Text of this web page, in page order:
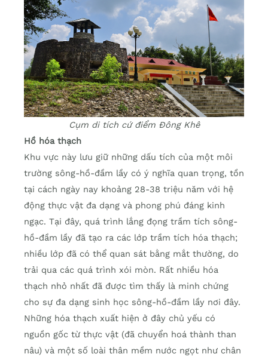
Cụm di tích cứ điểm Đông Khê
Hồ hóa thạch
Khu vực này lưu giữ những dấu tích của một môi
trường sông-hồ-đầm lầy có ý nghĩa quan trọng, tồn
tại cách ngày nay khoảng 28-38 triệu năm với hệ
động thực vật đa dạng và phong phú đáng kinh
ngạc. Tại đây, quá trình lắng đọng trầm tích sông-
hồ-đầm lầy đã tạo ra các lớp trầm tích hóa thạch;
nhiều lớp đã có thể quan sát bằng mắt thường, do
trải qua các quá trình xói mòn. Rất nhiều hóa
thạch nhỏ nhất đã được tìm thấy là minh chứng
cho sự đa dạng sinh học sông-hồ-đầm lầy nơi đây.
Những hóa thạch xuất hiện ở đây chủ yếu có
nguồn gốc từ thực vật (đã chuyển hoá thành than
nâu) và một số loài thân mềm nước ngọt như chân